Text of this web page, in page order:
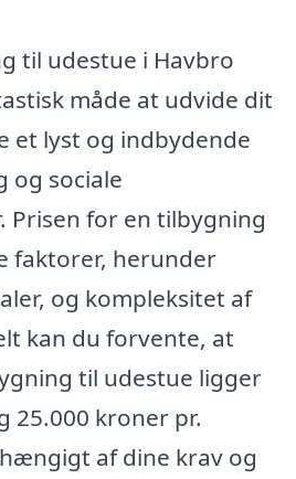
til udestue i Havbro
måde at udvide dit
et lyst og indbydende
og sociale
Prisen for en tilbygning
faktorer, herunder
og kompleksitet af
kan du forvente, at
til udestue ligger
25.000 kroner pr.
af dine krav og